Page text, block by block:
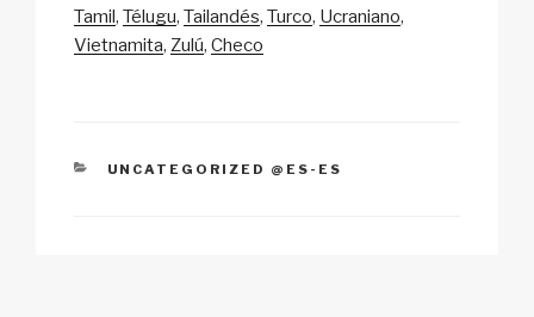
Tamil Télugu Tailandés Turco Ucraniano
Vietnamita Zulú Checo
CATEGORÍAS
UNCATEGORIZED @ES-ES